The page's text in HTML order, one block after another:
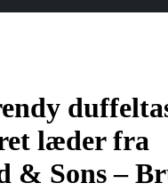
læder fra
& Sons –